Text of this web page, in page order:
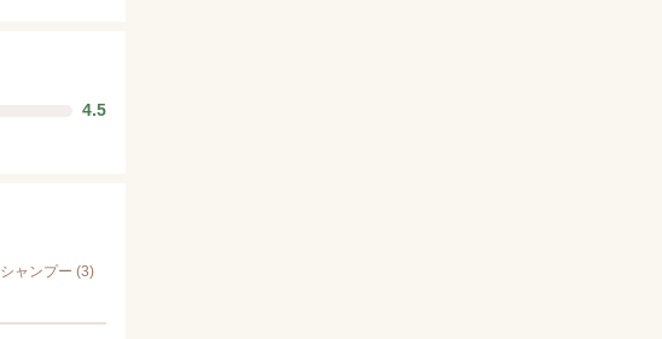
4.5
シャンプー (3)